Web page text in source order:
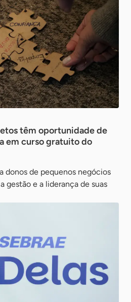
têm oportunidade de
em curso gratuito do
donos de pequenos negócios
gestão e a liderança de suas